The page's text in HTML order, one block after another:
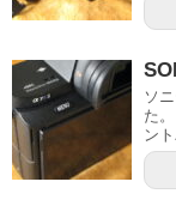
ソ
た
ン